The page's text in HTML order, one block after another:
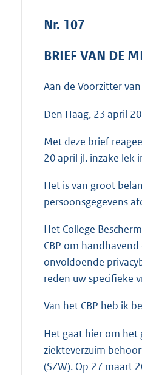
Nr. 107
BRIEF VAN DE
Aan de Voorzitter
Den Haag, 23 april
Met deze brief
20 april jl. inzake lek
Het is van groot
persoonsgegevens
Het College
CBP om
onvoldoende
reden uw specifieke
Van het CBP heb ik
Het gaat hier om het
ziekteverzuim
(SZW). Op 27 maart